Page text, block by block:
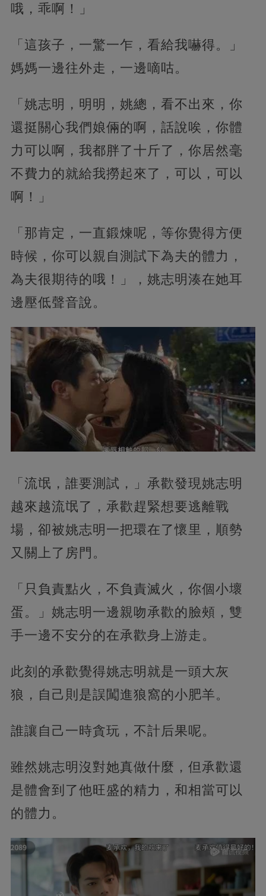
哦，乖啊！」
「這孩子，一驚一乍，看給我嚇得。」
媽媽一邊往外走，一邊嘀咕。
「姚志明，明明，姚總，看不出來，你
還挺關心我們娘倆的啊，話說唉，你體
力可以啊，我都胖了十斤了，你居然毫
不費力的就給我撈起來了，可以，可以
啊！」
「那肯定，一直鍛煉呢，等你覺得方便
時候，你可以親自測試下為夫的體力，
為夫很期待的哦！」，姚志明湊在她耳
邊壓低聲音說。
「流氓，誰要測試，」承歡發現姚志明
越來越流氓了，承歡趕緊想要逃離戰
場，卻被姚志明一把環在了懷里，順勢
又關上了房門。
「只負責點火，不負責滅火，你個小壞
蛋。」姚志明一邊親吻承歡的臉頰，雙
手一邊不安分的在承歡身上游走。
此刻的承歡覺得姚志明就是一頭大灰
狼，自己則是誤闖進狼窩的小肥羊。
誰讓自己一時貪玩，不計后果呢。
雖然姚志明沒對她真做什麼，但承歡還
是體會到了他旺盛的精力，和相當可以
的體力。